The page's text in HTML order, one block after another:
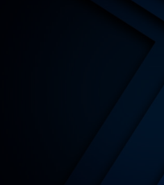
personnelles et définir vos
. Vous
votre consentement à tout
Les cookies nous permettent
et les annonces, d'offrir des
médias sociaux et d'analyser
des Editions Tissot et de
politique de protection des